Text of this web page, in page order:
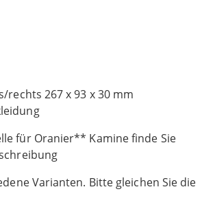
rechts 267 x 93 x 30 mm
für Oranier** Kamine finde Sie
Varianten. Bitte gleichen Sie die